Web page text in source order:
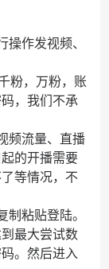
操作发视频、
粉，万粉，账
，我们不承
频流量、直播
的开播需要
等情况，不
粘贴登陆。
最大尝试数
。然后进入